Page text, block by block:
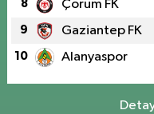
8 Çorum FK
9 Gaziantep FK
10 Alanyaspor